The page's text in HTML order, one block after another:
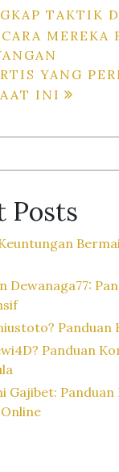
TAKTIK
MEREKA
YANG
INI
Posts
Dewanaga77:
Panduan
Panduan
Gajibet: